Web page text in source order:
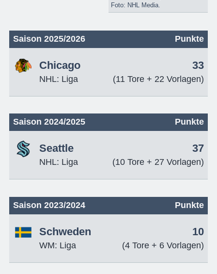
Foto: NHL Media.
Saison 2025/2026 Punkte
Chicago
NHL: Liga
33
(11 Tore + 22 Vorlagen)
Saison 2024/2025 Punkte
Seattle
NHL: Liga
37
(10 Tore + 27 Vorlagen)
Saison 2023/2024 Punkte
Schweden
WM: Liga
10
(4 Tore + 6 Vorlagen)